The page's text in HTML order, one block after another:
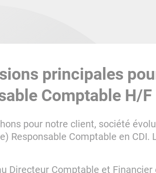
principales
Comptable H/F
pour notre client, société
Responsable Comptable en CDI.
Directeur Comptable et